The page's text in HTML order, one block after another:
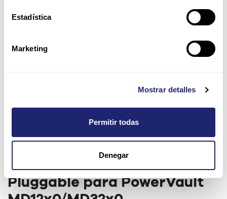
Estadística
Marketing
Mostrar detalles
Permitir todas
Denegar
Fuente de alimentación Dell
600W 80 Plus Silver Hot-
Pluggable para PowerVault